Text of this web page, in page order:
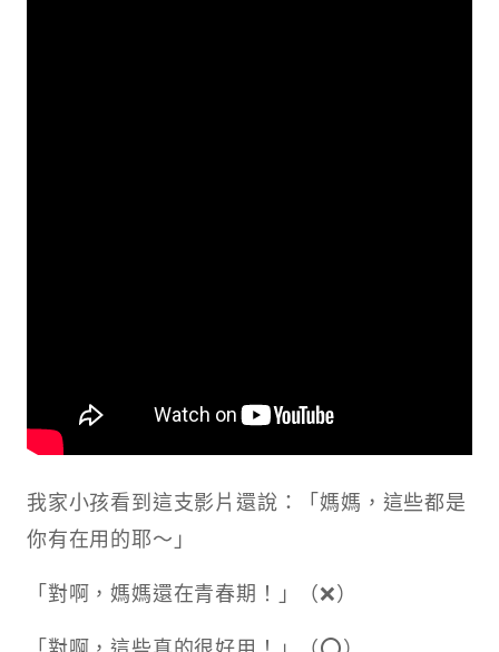
我家小孩看到這支影片還說：「媽媽，這些都是
你有在用的耶～」 ​
「對啊，媽媽還在青春期！」（❌）
「對啊，這些真的很好用！」（⭕️） ​